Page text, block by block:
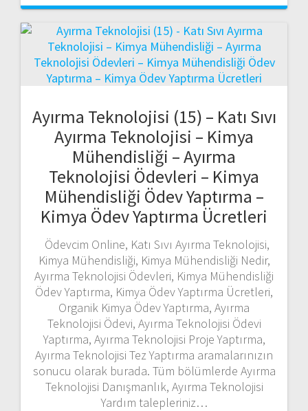
Ayırma Teknolojisi (15) – Katı Sıvı
Ayırma Teknolojisi – Kimya
Mühendisliği – Ayırma
Teknolojisi Ödevleri – Kimya
Mühendisliği Ödev Yaptırma –
Kimya Ödev Yaptırma Ücretleri
Ödevcim Online, Katı Sıvı Ayırma Teknolojisi,
Kimya Mühendisliği, Kimya Mühendisliği Nedir,
Ayırma Teknolojisi Ödevleri, Kimya Mühendisliği
Ödev Yaptırma, Kimya Ödev Yaptırma Ücretleri,
Organik Kimya Ödev Yaptırma, Ayırma
Teknolojisi Ödevi, Ayırma Teknolojisi Ödevi
Yaptırma, Ayırma Teknolojisi Proje Yaptırma,
Ayırma Teknolojisi Tez Yaptırma aramalarınızın
sonucu olarak burada. Tüm bölümlerde Ayırma
Teknolojisi Danışmanlık, Ayırma Teknolojisi
Yardım talepleriniz…